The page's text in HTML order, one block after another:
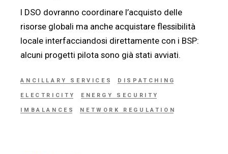
I DSO dovranno coordinare l’acquisto delle
risorse globali ma anche acquistare flessibilità
locale interfacciandosi direttamente con i BSP:
alcuni progetti pilota sono già stati avviati.
ANCILLARY SERVICES DISPATCHING
ELECTRICITY ENERGY SECURITY
IMBALANCES NETWORK REGULATION